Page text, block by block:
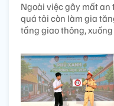
Ngoài việc gây mất
quá tải còn làm gia
tầng giao thông,